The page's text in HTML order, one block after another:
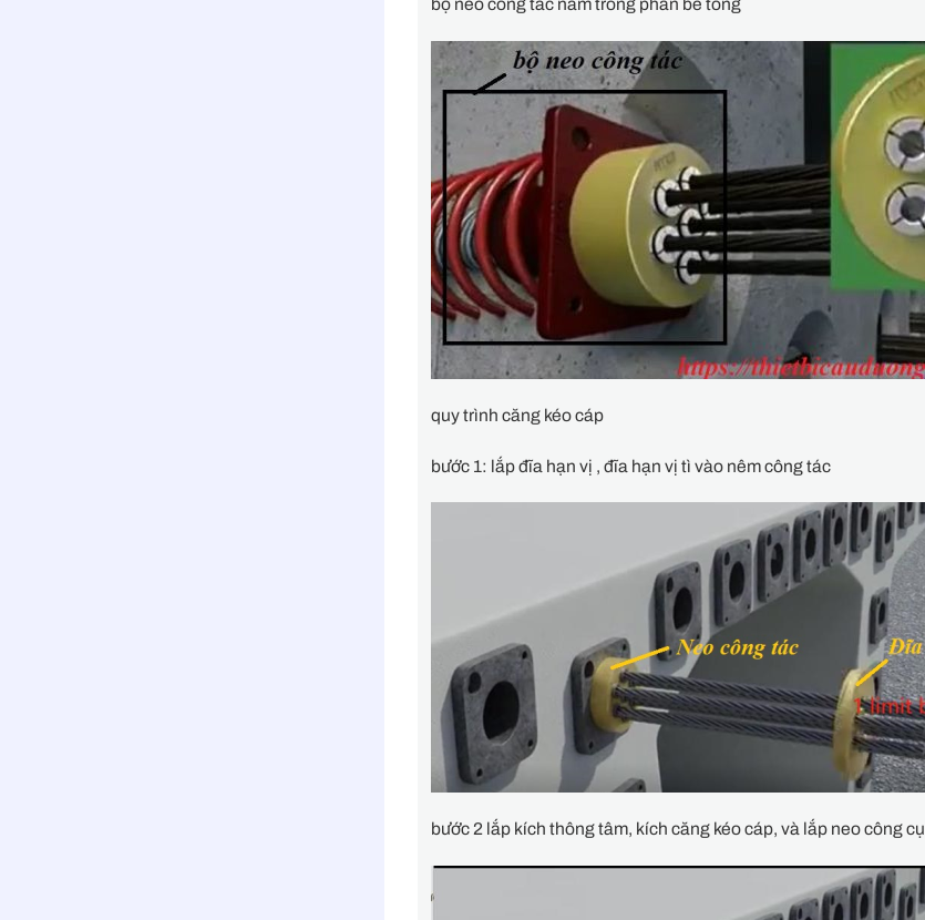
bộ neo công tác nằm trong phần bê tông
quy trình căng kéo cáp
bước 1: lắp đĩa hạn vị , đĩa hạn vị tì vào nêm công tác
bước 2 lắp kích thông tâm, kích căng kéo cáp, và lắp neo công cụ